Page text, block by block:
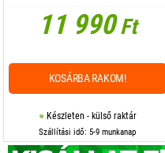
11 990Ft
Készleten - külső raktár
Szállítási idő: 5-9 munkanap
KOSÁRBA RAKOM!